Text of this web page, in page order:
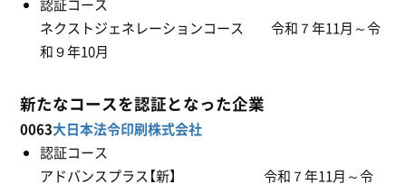
認証コース
ネクストジェネレーションコース 令和７年11月～令
和９年10月
新たなコースを認証となった企業
0063大日本法令印刷株式会社
認証コース
アドバンスプラス【新】 令和７年11月～令